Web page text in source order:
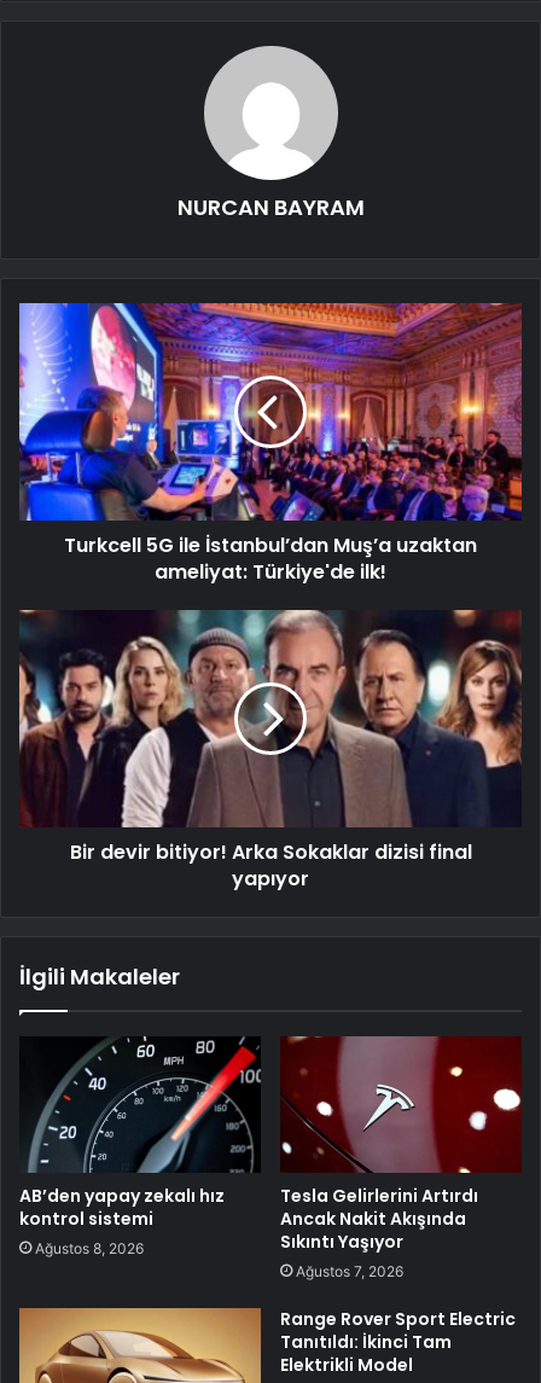
NURCAN BAYRAM
Turkcell 5G ile İstanbul’dan Muş’a uzaktan
ameliyat: Türkiye'de ilk!
Bir devir bitiyor! Arka Sokaklar dizisi final
yapıyor
İlgili Makaleler
AB’den yapay zekalı hız
kontrol sistemi
Ağustos 8, 2026
Tesla Gelirlerini Artırdı
Ancak Nakit Akışında
Sıkıntı Yaşıyor
Ağustos 7, 2026
Range Rover Sport Electric
Tanıtıldı: İkinci Tam
Elektrikli Model